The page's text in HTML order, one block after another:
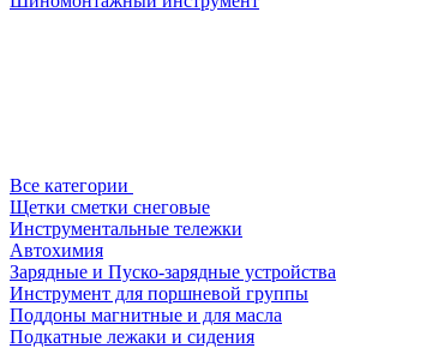
Все категории
Щетки сметки снеговые
Инструментальные тележки
Автохимия
Зарядные и Пуско-зарядные устройства
Инструмент для поршневой группы
Поддоны магнитные и для масла
Подкатные лежаки и сидения